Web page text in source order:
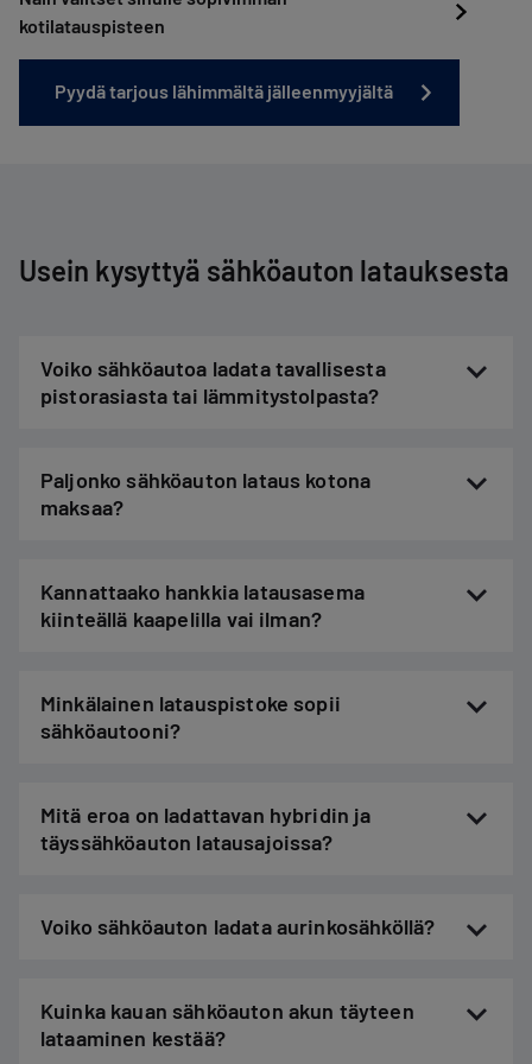
kotilatauspisteen
Pyydä tarjous lähimmältä jälleenmyyjältä
Usein kysyttyä sähköauton latauksesta
Voiko sähköautoa ladata tavallisesta
pistorasiasta tai lämmitystolpasta?
Paljonko sähköauton lataus kotona
maksaa?
Kannattaako hankkia latausasema
kiinteällä kaapelilla vai ilman?
Minkälainen latauspistoke sopii
sähköautooni?
Mitä eroa on ladattavan hybridin ja
täyssähköauton latausajoissa?
Voiko sähköauton ladata aurinkosähköllä?
Kuinka kauan sähköauton akun täyteen
lataaminen kestää?